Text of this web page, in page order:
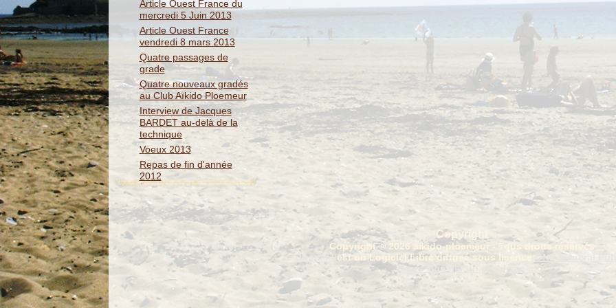
Article Ouest France du
mercredi 5 Juin 2013
Article Ouest France
vendredi 8 mars 2013
Quatre passages de
grade
Quatre nouveaux gradés
au Club Aïkido Ploemeur
Interview de Jacques
BARDET au-delà de la
technique
Voeux 2013
Repas de fin d'année
2012
Copyright
Copyright © 2026 aikido-ploemeur - Tous droits réservés
Joomla! est un Logiciel Libre diffusé sous licence
GNU General
Nous signaler un problème ...